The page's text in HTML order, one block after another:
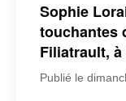
Sophie
touchantes
Filiatrault, à
Publié le